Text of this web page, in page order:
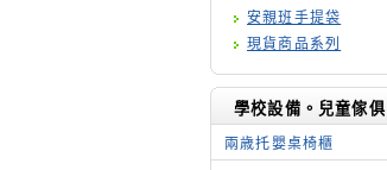
安親班手提袋
現貨商品系列
學校設備。兒童傢俱
兩歳托嬰桌椅櫃